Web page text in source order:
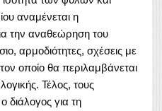
αναμένεται η
την αναθεώρηση του
αρμοδιότητες, σχέσεις με
οποίο θα περιλαμβάνεται
Τέλος, τους
διάλογος για τη